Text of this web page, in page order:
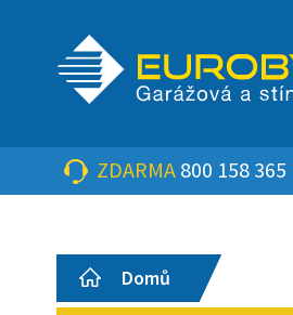
ZDARMA 800 158 365
Domů